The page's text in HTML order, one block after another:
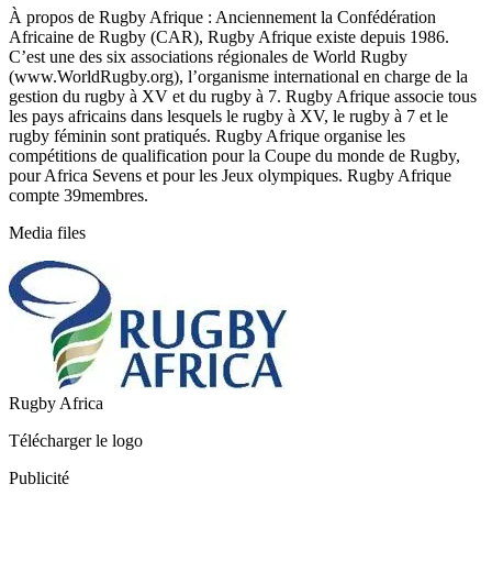
À propos de Rugby Afrique : Anciennement la Confédération
Africaine de Rugby (CAR), Rugby Afrique existe depuis 1986.
C’est une des six associations régionales de World Rugby
(www.WorldRugby.org), l’organisme international en charge de la
gestion du rugby à XV et du rugby à 7. Rugby Afrique associe tous
les pays africains dans lesquels le rugby à XV, le rugby à 7 et le
rugby féminin sont pratiqués. Rugby Afrique organise les
compétitions de qualification pour la Coupe du monde de Rugby,
pour Africa Sevens et pour les Jeux olympiques. Rugby Afrique
compte 39membres.
Media files
Rugby Africa
Télécharger le logo
Publicité